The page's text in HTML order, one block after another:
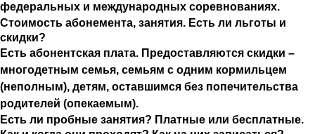
федеральных и международных соревнованиях.
Стоимость абонемента, занятия. Есть ли льготы и
скидки?
Есть абонентская плата. Предоставляются скидки –
многодетным семья, семьям с одним кормильцем
(неполным), детям, оставшимся без попечительства
родителей (опекаемым).
Есть ли пробные занятия? Платные или бесплатные.